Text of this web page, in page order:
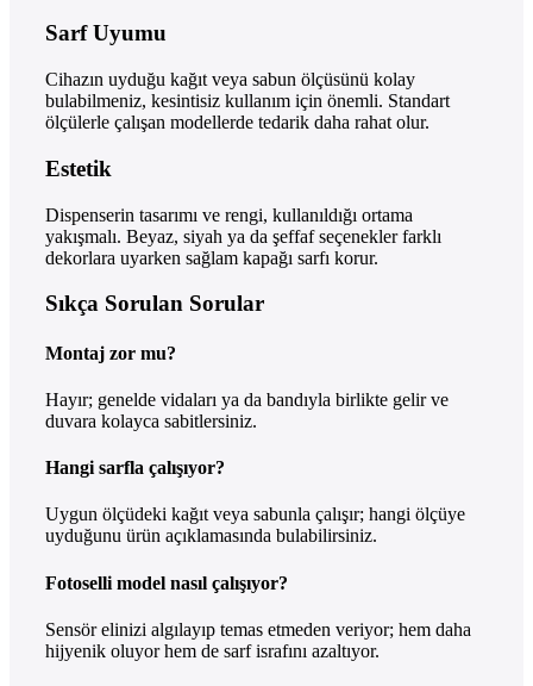
Sarf Uyumu
Cihazın uyduğu kağıt veya sabun ölçüsünü kolay
bulabilmeniz, kesintisiz kullanım için önemli. Standart
ölçülerle çalışan modellerde tedarik daha rahat olur.
Estetik
Dispenserin tasarımı ve rengi, kullanıldığı ortama
yakışmalı. Beyaz, siyah ya da şeffaf seçenekler farklı
dekorlara uyarken sağlam kapağı sarfı korur.
Sıkça Sorulan Sorular
Montaj zor mu?
Hayır; genelde vidaları ya da bandıyla birlikte gelir ve
duvara kolayca sabitlersiniz.
Hangi sarfla çalışıyor?
Uygun ölçüdeki kağıt veya sabunla çalışır; hangi ölçüye
uyduğunu ürün açıklamasında bulabilirsiniz.
Fotoselli model nasıl çalışıyor?
Sensör elinizi algılayıp temas etmeden veriyor; hem daha
hijyenik oluyor hem de sarf israfını azaltıyor.